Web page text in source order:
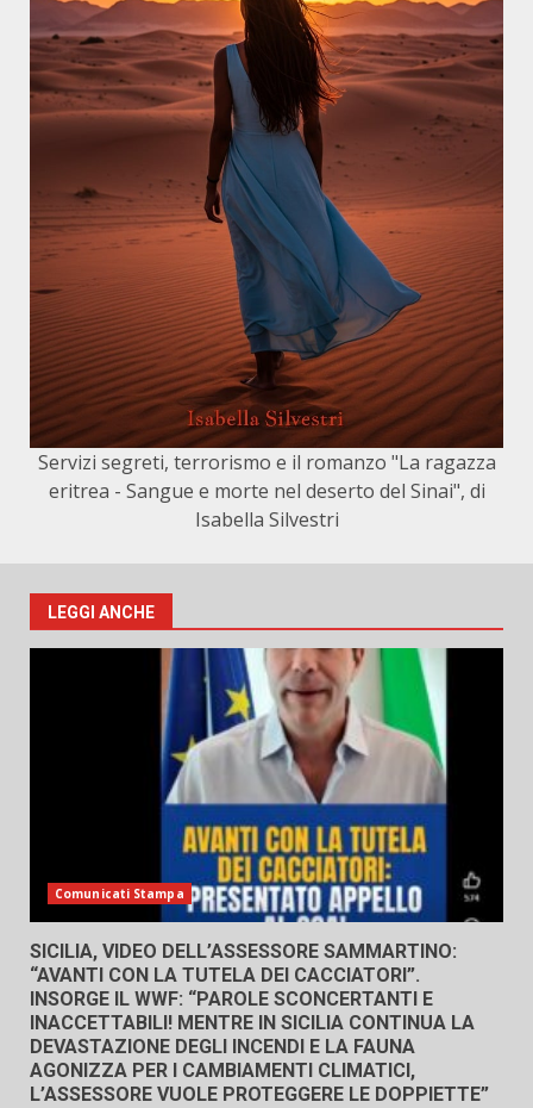
Servizi segreti, terrorismo e il romanzo "La ragazza
eritrea - Sangue e morte nel deserto del Sinai", di
Isabella Silvestri
LEGGI ANCHE
Comunicati Stampa
SICILIA, VIDEO DELL’ASSESSORE SAMMARTINO:
“AVANTI CON LA TUTELA DEI CACCIATORI”.
INSORGE IL WWF: “PAROLE SCONCERTANTI E
INACCETTABILI! MENTRE IN SICILIA CONTINUA LA
DEVASTAZIONE DEGLI INCENDI E LA FAUNA
AGONIZZA PER I CAMBIAMENTI CLIMATICI,
L’ASSESSORE VUOLE PROTEGGERE LE DOPPIETTE”